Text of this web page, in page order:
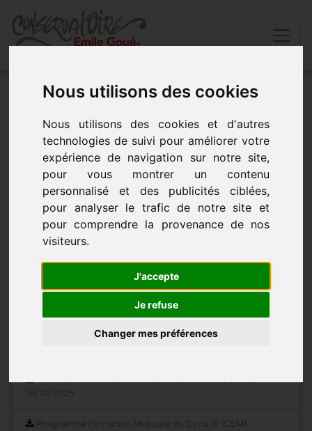
Nous utilisons des cookies
Nous utilisons des cookies et d'autres
technologies de suivi pour améliorer votre
expérience de navigation sur notre site,
pour vous montrer un contenu
personnalisé et des publicités ciblées,
pour analyser le trafic de notre site et
pour comprendre la provenance de nos
visiteurs.
J'accepte
Je refuse
Changer mes préférences
Accueil »Lieux d’enseignements» Bonnat
Bonnat
BONNAT
Antenne de BONNAT
Rue George SAND
23220 BONNAT
Les indispensables
Modification du règlement des examens tampon. CS
16/12/2025
Programme Formation Musicale du Cycle III (CEM)